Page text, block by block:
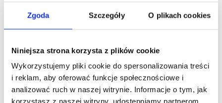
Zgoda Szczegóły O plikach cookies
Niniejsza strona korzysta z plików cookie
Wykorzystujemy pliki cookie do spersonalizowania treści
i reklam, aby oferować funkcje społecznościowe i
analizować ruch w naszej witrynie. Informacje o tym, jak
korzystasz z naszej witryny, udostępniamy partnerom
150% stawki dziennej– za pracę w niedziele.
Wynagrodzenia Kierowców w Holandii – Zestawienie
Stawek